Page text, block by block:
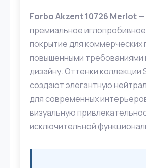
Forbo Akzent 10726 Merlot—
премиальное
покрытие для
повышенными требованиями
дизайну. Оттенки коллекции
создают элегантную
для современных
визуальную
исключительной